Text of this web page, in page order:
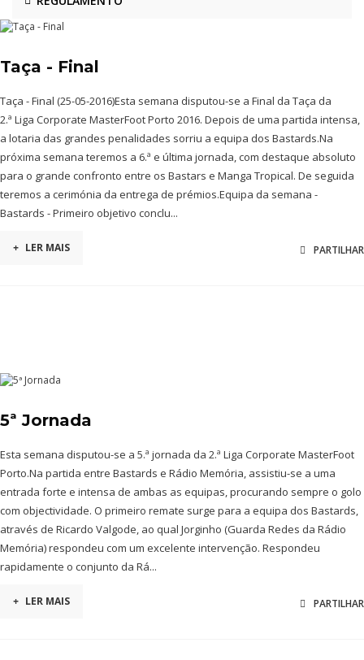
Taça - Final
Taça - Final (25-05-2016)Esta semana disputou-se a Final da Taça da
2.ª Liga Corporate MasterFoot Porto 2016. Depois de uma partida intensa,
a lotaria das grandes penalidades sorriu a equipa dos Bastards.Na
próxima semana teremos a 6.ª e última jornada, com destaque absoluto
para o grande confronto entre os Bastars e Manga Tropical. De seguida
teremos a cerimónia da entrega de prémios.Equipa da semana -
Bastards - Primeiro objetivo conclu...
+ LER MAIS PARTILHAR
5ª Jornada
Esta semana disputou-se a 5.ª jornada da 2.ª Liga Corporate MasterFoot
Porto.Na partida entre Bastards e Rádio Memória, assistiu-se a uma
entrada forte e intensa de ambas as equipas, procurando sempre o golo
com objectividade. O primeiro remate surge para a equipa dos Bastards,
através de Ricardo Valgode, ao qual Jorginho (Guarda Redes da Rádio
Memória) respondeu com um excelente intervenção. Respondeu
rapidamente o conjunto da Rá...
+ LER MAIS PARTILHAR